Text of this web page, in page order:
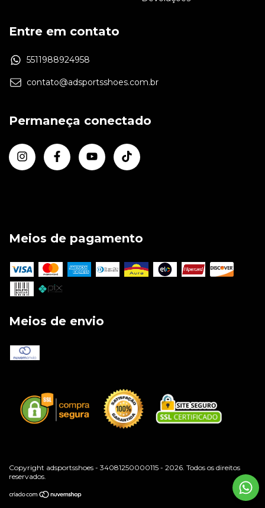
Entre em contato
5511988924958
contato@adsportsshoes.com.br
Permaneça conectado
Meios de pagamento
Meios de envio
Copyright adsportsshoes - 34081250000115 - 2026. Todos os direitos
reservados.